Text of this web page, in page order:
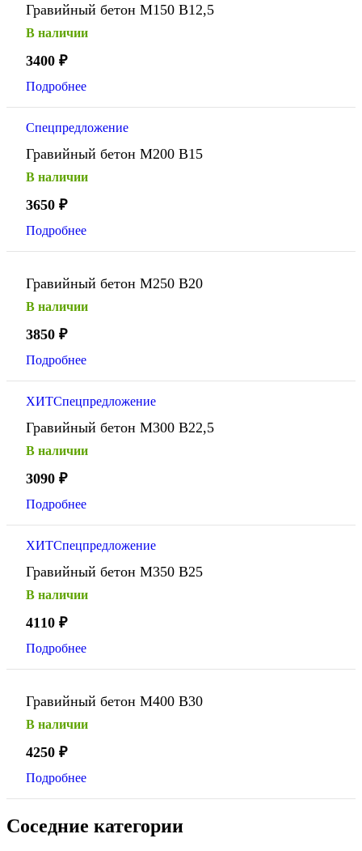
Гравийный бетон М150 В12,5
В наличии
3400 ₽
Подробнее
Спецпредложение
Гравийный бетон М200 В15
В наличии
3650 ₽
Подробнее
Гравийный бетон М250 В20
В наличии
3850 ₽
Подробнее
ХИТСпецпредложение
Гравийный бетон М300 В22,5
В наличии
3090 ₽
Подробнее
ХИТСпецпредложение
Гравийный бетон М350 В25
В наличии
4110 ₽
Подробнее
Гравийный бетон М400 В30
В наличии
4250 ₽
Подробнее
Соседние категории